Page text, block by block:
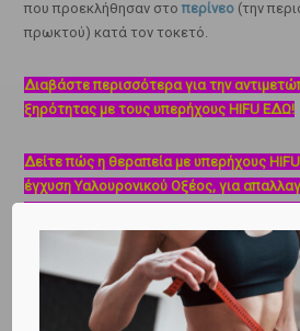
που προεκλήθησαν στο περίνεο (την
πρωκτού) κατά τον τοκετό.
Διαβάστε περισσότερα για την
ξηρότητας με τους υπερήχους HIFU ΕΔΩ!
Δείτε πώς η θεραπεία με υπερήχους
έγχυση Υαλουρονικού Οξέος, για
σεξουαλική ζωή!
Κλείστε ΕΔΩ το ραντεβού σας, για να
γυναικολογικό θέμα, θέμα εγκυμοσύνης